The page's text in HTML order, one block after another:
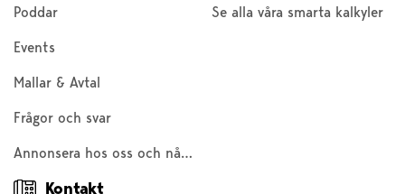
Poddar
Events
Mallar & Avtal
Frågor och svar
Annonsera hos oss och nå 200 000 företagare och entreprenörer
Se alla våra smarta kalkyler
Kontakt